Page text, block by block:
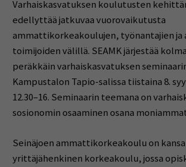
Varhaiskasvatuksen koulutusten
edellyttää jatkuvaa vuorovaikutusta
ammattikorkeakoulujen, työnantajien ja
toimijoiden välillä. SEAMK järjestää
peräkkäin varhaiskasvatuksen
Kampustalon Tapio-salissa tiistaina 8.
12.30–16. Seminaarin teemana on
sosionomin osaaminen osana
Seinäjoen ammattikorkeakoulu on
yrittäjähenkinen korkeakoulu, jossa